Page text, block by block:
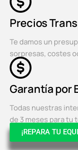
Precios
Te damos un
sorpresas, costes
Garantía por
Todas nuestras
de 3 meses para tu
¡REPARA TU